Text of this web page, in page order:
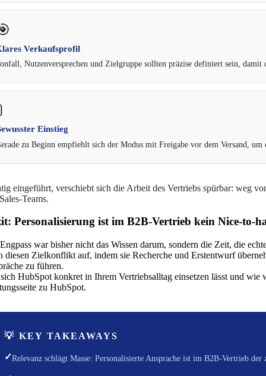
Verkaufsprofil
Nut­zen­ver­spre­chen und Ziel­grup­pe soll­ten prä­zi­se defi­niert sein,
Einstieg
zu Beginn emp­fiehlt sich der Modus mit Frei­ga­be vor dem Ver­sand,
ein­ge­führt, ver­schiebt sich die Arbeit des Ver­triebs spür­bar: weg
Teams.
Personalisierung ist im B2B-Vertrieb kein Nice-to-
war bis­her nicht das Wis­sen dar­um, son­dern die Zeit, die
die­sen Ziel­kon­flikt auf, indem sie Recher­che und Erst­ent­wurf
zu führen.
Hub­S­pot kon­kret in Ihrem Ver­triebs­all­tag ein­set­zen lässt und
zu HubSpot.
💡 KEY TAKEA­WAYS
✓Rele­vanz schlägt Mas­se: Per­so­na­li­sier­te Anspra­che ist im B2B-Ver­trieb